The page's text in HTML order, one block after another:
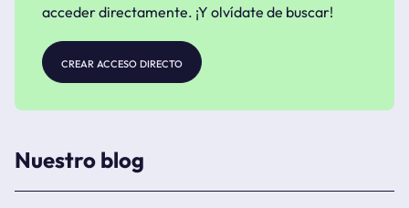
acceder directamente. ¡Y olvídate de buscar!
crear acceso directo
Nuestro blog